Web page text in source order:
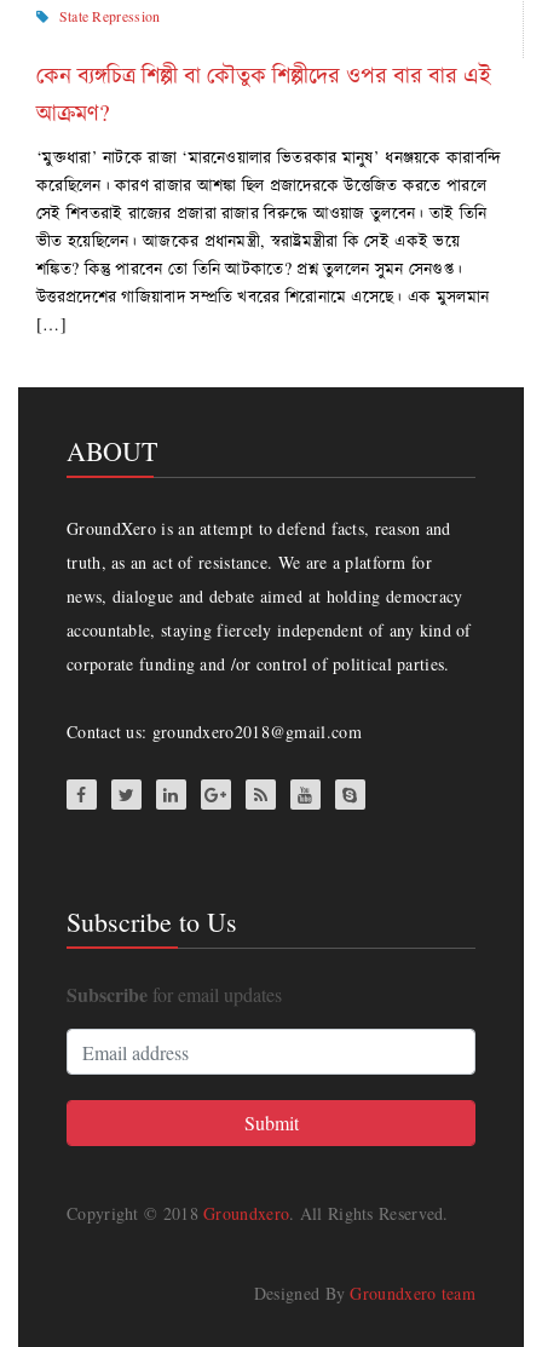
State Repression
কেন ব্যঙ্গচিত্র শিল্পী বা কৌতুক শিল্পীদের ওপর বার বার এই
আক্রমণ?
‘মুক্তধারা’ নাটকে রাজা ‘মারনেওয়ালার ভিতরকার মানুষ’ ধনঞ্জয়কে কারাবন্দি
করেছিলেন। কারণ রাজার আশঙ্কা ছিল প্রজাদেরকে উত্তেজিত করতে পারলে
সেই শিবতরাই রাজ্যের প্রজারা রাজার বিরুদ্ধে আওয়াজ তুলবেন। তাই তিনি
ভীত হয়েছিলেন। আজকের প্রধানমন্ত্রী, স্বরাষ্ট্রমন্ত্রীরা কি সেই একই ভয়ে
শঙ্কিত? কিন্তু পারবেন তো তিনি আটকাতে? প্রশ্ন তুললেন সুমন সেনগুপ্ত।
উত্তরপ্রদেশের গাজিয়াবাদ সম্প্রতি খবরের শিরোনামে এসেছে। এক মুসলমান
[…]
ABOUT
GroundXero is an attempt to defend facts, reason and
truth, as an act of resistance. We are a platform for
news, dialogue and debate aimed at holding democracy
accountable, staying fiercely independent of any kind of
corporate funding and /or control of political parties.
Contact us: groundxero2018@gmail.com
Subscribe to Us
Subscribe for email updates
Copyright © 2018Groundxero. All Rights Reserved.
Designed ByGroundxero team